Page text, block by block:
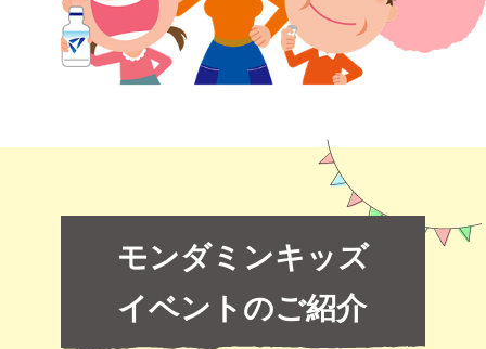
モンダミンキッズ
イベントのご紹介